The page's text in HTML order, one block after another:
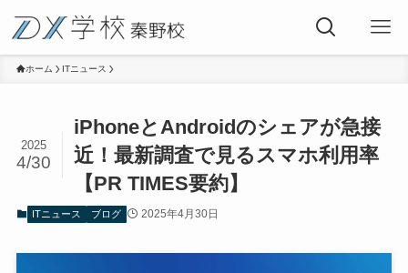
ホーム ITニュース
iPhoneとAndroidのシェアが急接
近！最新調査で見るスマホ利用率
【PR TIMES要約】
2025
4/30
ITニュース ブログ 2025年4月30日